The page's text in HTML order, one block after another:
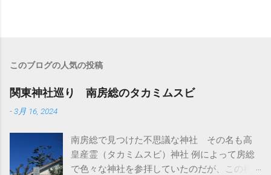
このブログの人気の投稿
関東神社巡り 南房総のタカミムスビ
-3月 16, 2024
南房総で見つけた不思議な神社 その名も高
皇産霊（タカミムスビ）神社 例によって房総
で色々な神社を参拝していたのだが、この神